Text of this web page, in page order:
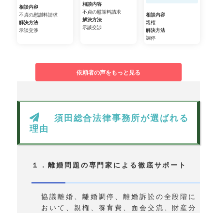
相談内容
不貞の慰謝料請求
解決方法
示談交渉
相談内容
不貞の慰謝料請求
解決方法
示談交渉
相談内容
親権
解決方法
調停
依頼者の声をもっと見る
須田総合法律事務所が選ばれる
理由
１．離婚問題の専門家による徹底サポート
協議離婚、離婚調停、離婚訴訟の全段階に
おいて、親権、養育費、面会交流、財産分